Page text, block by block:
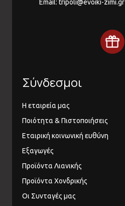
Email: tripoli@evoiki-zimi.gr
Σύνδεσμοι
Η εταιρεία μας
Ποιότητα & Πιστοποιήσεις
Εταιρική κοινωνική ευθύνη
Εξαγωγές
Προϊόντα Λιανικής
Προϊόντα Χονδρικής
Οι Συνταγές μας